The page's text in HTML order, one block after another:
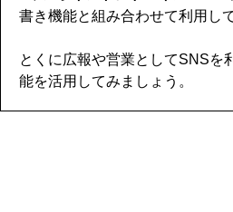
書き機能と組み合わせて利用し
とくに広報や営業としてSNSを
能を活用してみましょう。